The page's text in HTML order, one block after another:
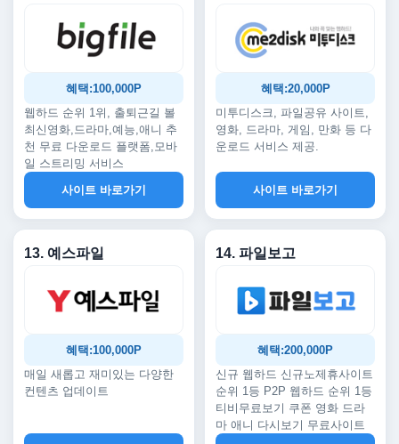
혜택:100,000P
웹하드 순위 1위, 출퇴근길 볼
최신영화,드라마,예능,애니 추
천 무료 다운로드 플랫폼,모바
일 스트리밍 서비스
사이트 바로가기
혜택:20,000P
미투디스크, 파일공유 사이트,
영화, 드라마, 게임, 만화 등 다
운로드 서비스 제공.
사이트 바로가기
13. 예스파일
혜택:100,000P
매일 새롭고 재미있는 다양한
컨텐츠 업데이트
14. 파일보고
혜택:200,000P
신규 웹하드 신규노제휴사이트
순위 1등 P2P 웹하드 순위 1등
티비무료보기 쿠폰 영화 드라
마 애니 다시보기 무료사이트